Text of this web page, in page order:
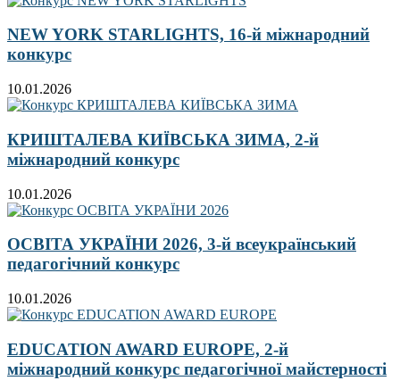
NEW YORK STARLIGHTS, 16-й міжнародний
конкурс
10.01.2026
КРИШТАЛЕВА КИЇВСЬКА ЗИМА, 2-й
міжнародний конкурс
10.01.2026
ОСВІТА УКРАЇНИ 2026, 3-й всеукраїнський
педагогічний конкурс
10.01.2026
EDUCATION AWARD EUROPE, 2-й
міжнародний конкурс педагогічної майстерності